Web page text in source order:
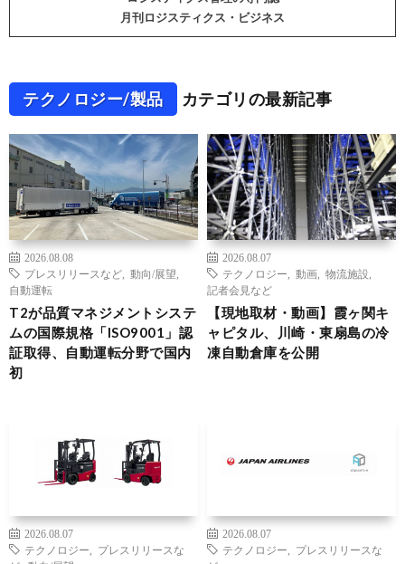
月刊ロジスティクス・ビジネス
テクノロジー/製品 カテゴリの最新記事
2026.08.08
プレスリリースなど
動向/展望
自動運転
T2が品質マネジメントシステ
ムの国際規格「ISO9001」認
証取得、自動運転分野で国内
初
2026.08.07
テクノロジー
動画 物流施設
記者会見など
【現地取材・動画】霞ヶ関キ
ャピタル、川崎・東扇島の冷
凍自動倉庫を公開
2026.08.07
テクノロジー
プレスリリースな
2026.08.07
テクノロジー
プレスリリースな